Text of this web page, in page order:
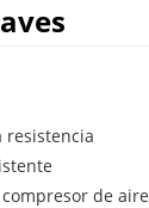
resistencia
de aire